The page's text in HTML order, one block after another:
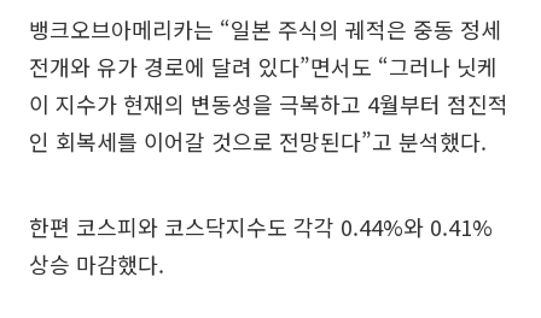
뱅크오브아메리카는 “일본 주식의 궤적은 중동 정세
전개와 유가 경로에 달려 있다”면서도 “그러나 닛케
이 지수가 현재의 변동성을 극복하고 4월부터 점진적
인 회복세를 이어갈 것으로 전망된다”고 분석했다.
한편 코스피와 코스닥지수도 각각 0.44%와 0.41%
상승 마감했다.